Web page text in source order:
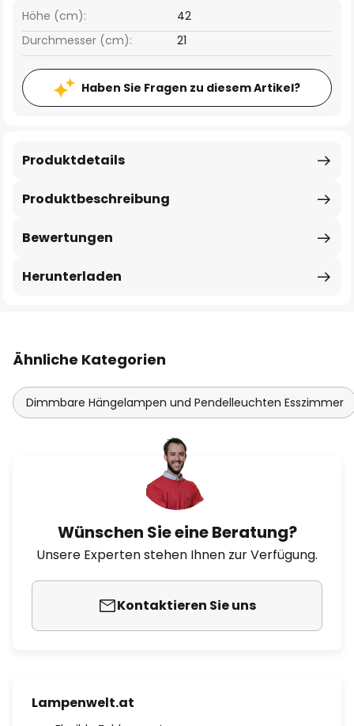
Höhe (cm):
42
Durchmesser (cm):
21
Haben Sie Fragen zu diesem Artikel?
Produktbeschreibung
Produktdetails
Bewertungen
Herunterladen
Ähnliche Kategorien
Dimmbare Hängelampen und Pendelleuchten Esszimmer
Wünschen Sie eine Beratung?
Unsere Experten stehen Ihnen zur Verfügung.
Kontaktieren Sie uns
Lampenwelt.at